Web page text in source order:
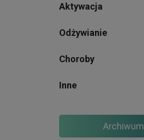
Aktywacja
Odżywianie
Choroby
Inne
Archiwum